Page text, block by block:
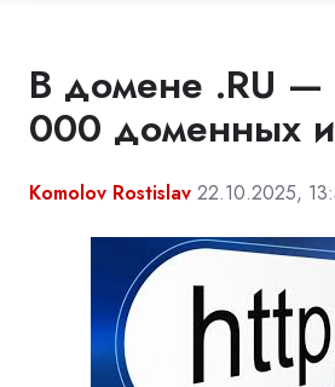
В домене .RU
000 доменных
Komolov Rostislav 22.10.2025,